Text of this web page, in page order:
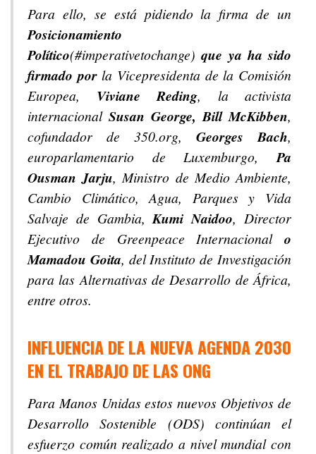
Para ello, se está pidiendo la firma de un
Posicionamiento
Político(#imperativetochange) que ya ha sido
firmado porla Vicepresidenta de la Comisión
Europea, Viviane Reding, la activista
internacional Susan George, Bill McKibben,
cofundador de 350.org, Georges Bach,
europarlamentario de Luxemburgo,
Pa
Ousman Jarju, Ministro de Medio Ambiente,
Cambio Climático, Agua, Parques y Vida
Salvaje de Gambia, Kumi Naidoo, Director
Ejecutivo de Greenpeace Internacional o
Mamadou Goita, del Instituto de Investigación
para las Alternativas de Desarrollo de África,
entre otros.
INFLUENCIA DE LA NUEVA AGENDA 2030
EN EL TRABAJO DE LAS ONG
Para Manos Unidas estos nuevos Objetivos de
Desarrollo Sostenible (ODS) continúan el
esfuerzo común realizado a nivel mundial con